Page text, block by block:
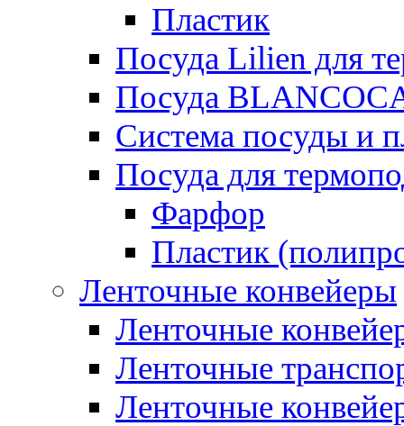
Пластик
Посуда Lilien для
Посуда
Система посуды и
Посуда для
Фарфор
Пластик
Ленточные конвейеры
Ленточные
Ленточные
Ленточные